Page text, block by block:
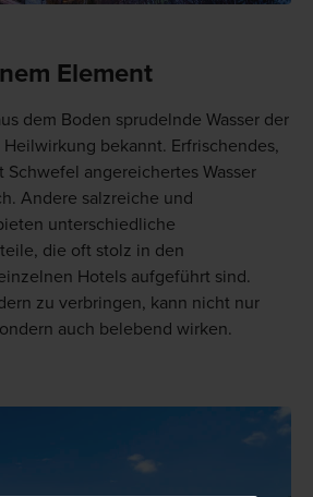
Element
dem Boden sprudelnde Wasser der
bekannt. Erfrischendes,
angereichertes Wasser
Andere salzreiche und
unterschiedliche
die oft stolz in den
Hotels aufgeführt sind.
zu verbringen, kann nicht nur
auch belebend wirken.